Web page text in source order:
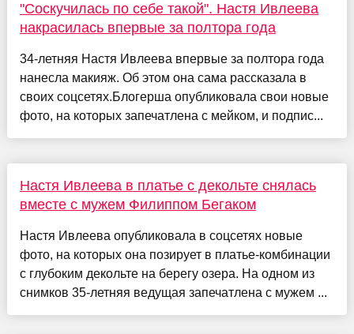
"Соскучилась по себе такой". Настя Ивлеева
накрасилась впервые за полтора года
34-летняя Настя Ивлеева впервые за полтора года
нанесла макияж. Об этом она сама рассказала в
своих соцсетях.Блогерша опубликовала свои новые
фото, на которых запечатлена с мейком, и подпис...
Настя Ивлеева в платье с декольте снялась
вместе с мужем Филиппом Бегаком
Настя Ивлеева опубликовала в соцсетях новые
фото, на которых она позирует в платье-комбинации
с глубоким декольте на берегу озера. На одном из
снимков 35-летняя ведущая запечатлена с мужем ...